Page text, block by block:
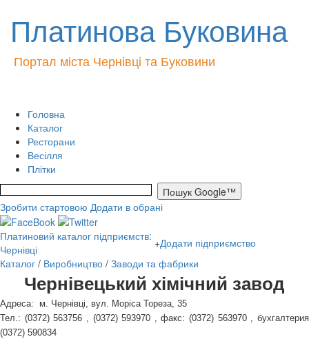
Платинова Буковина
Портал міста Чернівці та Буковини
Головна
Каталог
Ресторани
Весілля
Плітки
Зробити стартовою Додати в обрані
Платиновий каталог підприємств:
Чернівці
+Додати підприємство
Каталог / Виробництво / Заводи та фабрики
Чернівецький хімічний завод
Адреса: м. Чернівці, вул. Моріса Тореза, 35
Тел.: (0372) 563756 , (0372) 593970 , факс: (0372) 563970 , бухгалтерия
(0372) 590834